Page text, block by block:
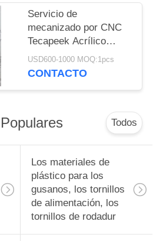
Tecapeek Tecapeek
Tecapeek Tecapeek
Tecapeek Tecapeek
Tecapeek Tecapeek
Tecapeek Tecapeek
Tecapeek Tecapeek
Tecapeek Tecapeek
Tecapeek Tecapeek
Tecapeek Tecapeek
Tecapeek Tecapeek
Tecapeek Tecapeek
Tecapeek Tecapeek
Tecapeek Tecap
China fabricante China
fábrica China productor
Servicio de
mecanizado por CNC
Tecapeek Acrílico
PMMA PVC POM ABS
Nylon PEEK Partes de
fabricante China
fábrica China productor
USD600-1000 MOQ:1pcs
CONTACTO
Todos
Los materiales de
plástico para los
gusanos, los tornillos
de alimentación, los
tornillos de rodadur